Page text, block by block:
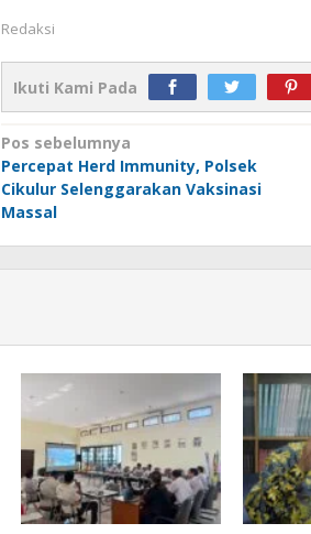
Redaksi
Ikuti Kami Pada
Navigasi
pos
Pos sebelumnya
Percepat Herd Immunity, Polsek
Cikulur Selenggarakan Vaksinasi
Massal